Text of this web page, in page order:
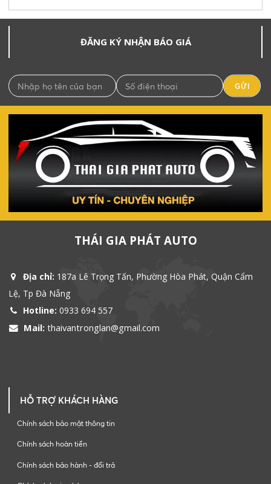
ĐĂNG KÝ NHẬN BÁO GIÁ
GỬI
THÁI GIA PHÁT AUTO
Địa chỉ: 187a Lê Trọng Tấn, Phường Hòa Phát, Quận Cẩm
Lệ, Tp Đà Nẵng
Hotline: 0933 694 557
Mail: thaivantronglan@gmail.com
HỖ TRỢ KHÁCH HÀNG
Chính sách bảo mật thông tin
Chính sách hoàn tiền
Chính sách bảo hành - đổi trả